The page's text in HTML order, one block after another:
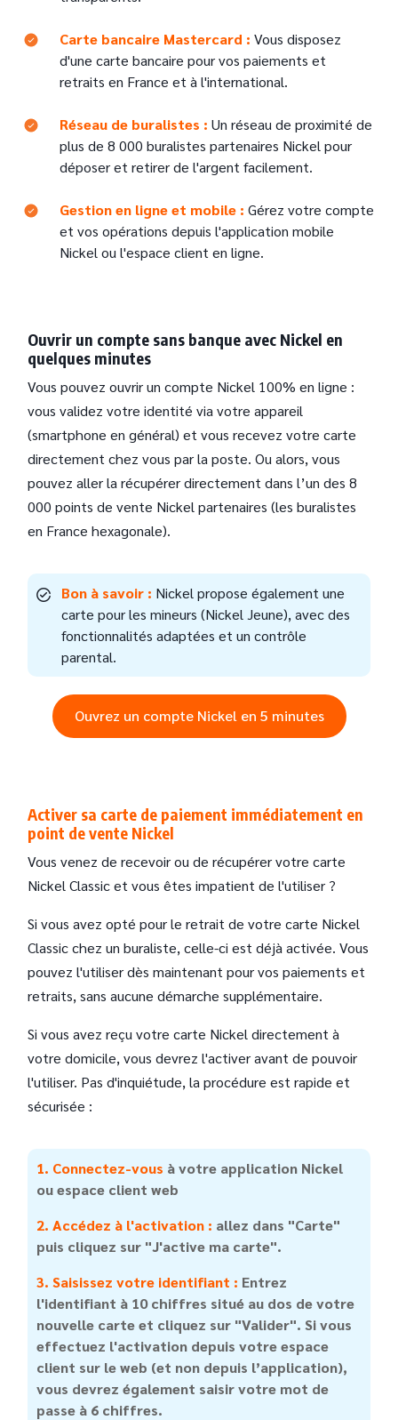
Carte bancaire Mastercard : Vous disposez
d'une carte bancaire pour vos paiements et
retraits en France et à l'international.
Réseau de buralistes : Un réseau de proximité de
plus de 8 000 buralistes partenaires Nickel pour
déposer et retirer de l'argent facilement.
Gestion en ligne et mobile : Gérez votre compte
et vos opérations depuis l'application mobile
Nickel ou l'espace client en ligne.
Ouvrir un compte sans banque avec Nickel en
quelques minutes
Vous pouvez ouvrir un compte Nickel 100% en ligne :
vous validez votre identité via votre appareil
(smartphone en général) et vous recevez votre carte
directement chez vous par la poste. Ou alors, vous
pouvez aller la récupérer directement dans l’un des 8
000 points de vente Nickel partenaires (les buralistes
en France hexagonale).
Bon à savoir : Nickel propose également une
carte pour les mineurs (Nickel Jeune), avec des
fonctionnalités adaptées et un contrôle
parental.
Ouvrez un compte Nickel en 5 minutes
Activer sa carte de paiement immédiatement en
point de vente Nickel
Vous venez de recevoir ou de récupérer votre carte
Nickel Classic et vous êtes impatient de l'utiliser ?
Si vous avez opté pour le retrait de votre carte Nickel
Classic chez un buraliste, celle-ci est déjà activée. Vous
pouvez l'utiliser dès maintenant pour vos paiements et
retraits, sans aucune démarche supplémentaire.
Si vous avez reçu votre carte Nickel directement à
votre domicile, vous devrez l'activer avant de pouvoir
l'utiliser. Pas d'inquiétude, la procédure est rapide et
sécurisée :
1. Connectez-vous à votre application Nickel
ou espace client web
2. Accédez à l'activation : allez dans "Carte"
puis cliquez sur "J'active ma carte".
3. Saisissez votre identifiant : Entrez
l'identifiant à 10 chiffres situé au dos de votre
nouvelle carte et cliquez sur "Valider". Si vous
effectuez l'activation depuis votre espace
client sur le web (et non depuis l’application),
vous devrez également saisir votre mot de
passe à 6 chiffres.